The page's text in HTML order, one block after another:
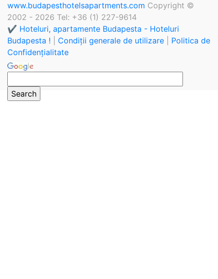
www.budapesthotelsapartments.com Copyright ©
2002 - 2026 Tel: +36 (1) 227-9614
✔️ Hoteluri, apartamente Budapesta - Hoteluri
Budapesta !
Condiții generale de utilizare
Politica de
Confidențialitate